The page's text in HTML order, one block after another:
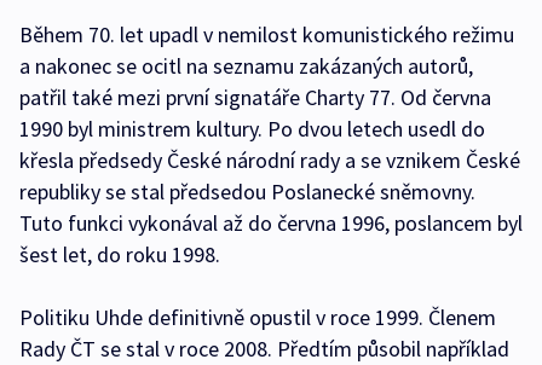
Během 70. let upadl v nemilost komunistického režimu
a nakonec se ocitl na seznamu zakázaných autorů,
patřil také mezi první signatáře Charty 77. Od června
1990 byl ministrem kultury. Po dvou letech usedl do
křesla předsedy České národní rady a se vznikem České
republiky se stal předsedou Poslanecké sněmovny.
Tuto funkci vykonával až do června 1996, poslancem byl
šest let, do roku 1998.
Politiku Uhde definitivně opustil v roce 1999. Členem
Rady ČT se stal v roce 2008. Předtím působil například